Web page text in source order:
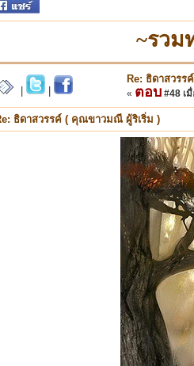
~รวม
Re: ธิดาสวร
« ตอบ #48 เ
ธิดาสวรรค์ ( คุณขาวมณี ผู้ริเริ่ม )